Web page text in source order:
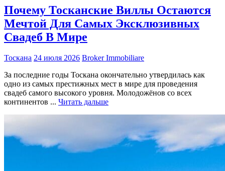
Почему Тосканские Виллы Остаются
Мечтой Для Самых Эксклюзивных
Свадеб В Мире
Тоскана 24 июля 2026 Broker Immobiliare
За последние годы Тоскана окончательно утвердилась как
одно из самых престижных мест в мире для проведения
свадеб самого высокого уровня. Молодожёнов со всех
континентов ... Читать дальше